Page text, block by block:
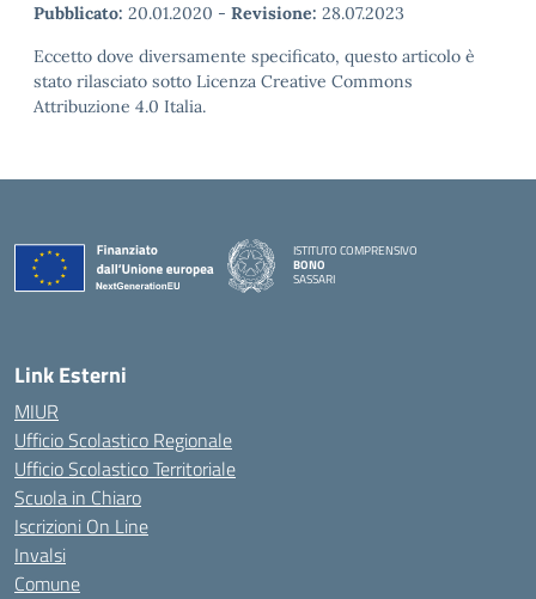
Pubblicato: 20.01.2020 - Revisione: 28.07.2023
Eccetto dove diversamente specificato, questo articolo è
stato rilasciato sotto Licenza Creative Commons
Attribuzione 4.0 Italia.
ISTITUTO COMPRENSIVO
BONO
SASSARI
Link Esterni
MIUR
Ufficio Scolastico Regionale
Ufficio Scolastico Territoriale
Scuola in Chiaro
Iscrizioni On Line
Invalsi
Comune